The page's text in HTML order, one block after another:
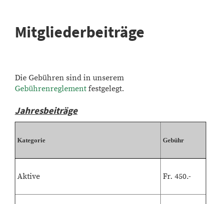
Mitgliederbeiträge
Die Gebühren sind in unserem
Gebührenreglement festgelegt.
Jahresbeiträge
Kategorie Gebühr
Aktive Fr. 450.-